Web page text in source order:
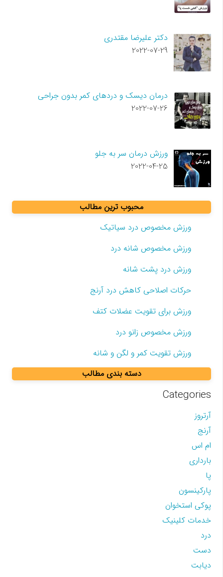
دکتر علیرضا مقتدری
2022-07-29
درمان دیسک و دردهای کمر بدون جراحی
2022-07-26
ورزش درمان سر به جلو
2022-04-25
محبوب ترین مطالب
ورزش مخصوص درد سیاتیک
ورزش مخصوص شانه درد
ورزش درد پشت شانه
حرکات اصلاحی کاهش درد آرنج
ورزش برای تقویت عضلات کتف
ورزش مخصوص زانو درد
ورزش تقویت کمر و لگن و شانه
دسته بندی مطالب
Categories
آرتروز
آرنج
ام اس
بارداری
پا
پارکینسون
پوکی استخوان
خدمات کلینیک
درد
دست
دیابت